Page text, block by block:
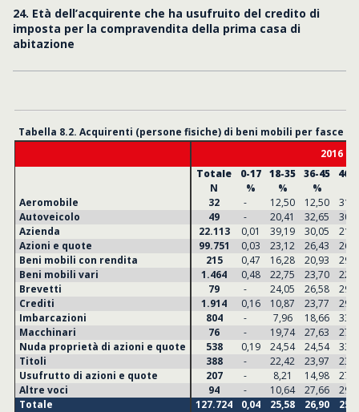
24. Età dell’acquirente che ha usufruito del credito di
imposta per la compravendita della prima casa di
abitazione
Tabella 8.2. Acquirenti (persone fisiche) di beni mobili per fasce
2016
Totale
0-17 18-35 36-45
46-
N
% % %
Aeromobile
32 - 12,50 12,50
Autoveicolo
49 - 20,41 32,65
Azienda
22.113 0,01 39,19 30,05
Azioni e quote
99.751 0,03 23,12 26,43
Beni mobili con rendita
215 0,47 16,28 20,93
Beni mobili vari
1.464 0,48 22,75 23,70
Brevetti
79 - 24,05 26,58
Crediti
1.914 0,16 10,87 23,77
Imbarcazioni
804 - 7,96 18,66
Macchinari
76 - 19,74 27,63
Nuda proprietà di azioni e quote
538 0,19 24,54 24,54
Titoli
388 - 22,42 23,97
Usufrutto di azioni e quote
207 - 8,21 14,98
Altre voci
94 - 10,64 27,66
Totale
127.724 0,04 25,58 26,90